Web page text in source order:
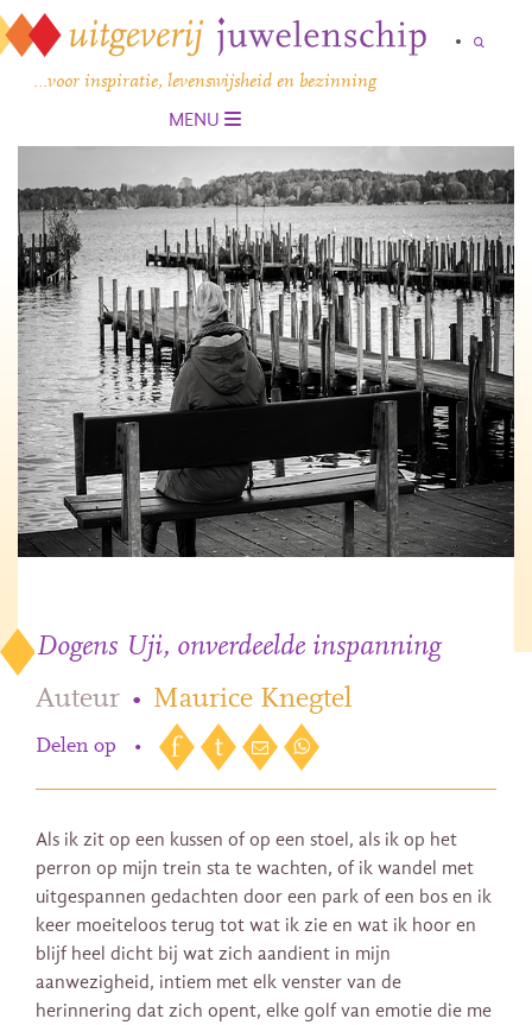
…voor inspiratie, levenswijsheid en bezinning
MENU
Dogens Uji, onverdeelde inspanning
Auteur • Maurice Knegtel
Delen op •
Als ik zit op een kussen of op een stoel, als ik op het
perron op mijn trein sta te wachten, of ik wandel met
uitgespannen gedachten door een park of een bos en ik
keer moeiteloos terug tot wat ik zie en wat ik hoor en
blijf heel dicht bij wat zich aandient in mijn
aanwezigheid, intiem met elk venster van de
herinnering dat zich opent, elke golf van emotie die me